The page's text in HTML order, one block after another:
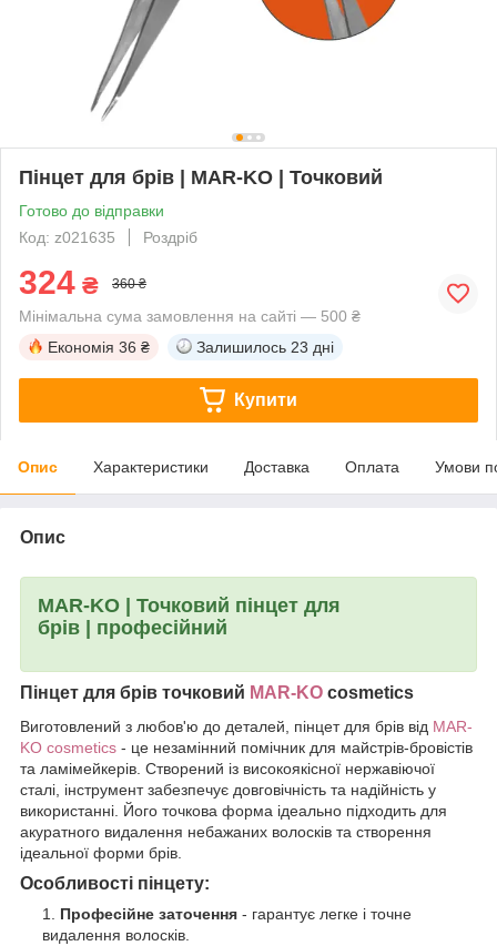
Пінцет для брів | MAR-KO | Точковий
Готово до відправки
Код: z021635
Роздріб
324 ₴ 360 ₴
Мінімальна сума замовлення на сайті — 500 ₴
Економія 36 ₴ Залишилось 23 дні
Купити
Опис Характеристики Доставка Оплата Умови
Опис
MAR-KO | Точковий пінцет для
брів | професійний
Пінцет для брів точковий MAR-KO cosmetics
Виготовлений з любов'ю до деталей, пінцет для брів від MAR-
KO cosmetics - це незамінний помічник для майстрів-бровістів
та ламімейкерів. Створений із високоякісної нержавіючої
сталі, інструмент забезпечує довговічність та надійність у
використанні. Його точкова форма ідеально підходить для
акуратного видалення небажаних волосків та створення
ідеальної форми брів.
Особливості пінцету:
Професійне заточення - гарантує легке і точне
видалення волосків.